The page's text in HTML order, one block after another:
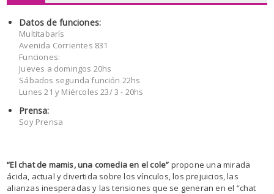
Datos de funciones:
Multitabarís
Avenida Corrientes 831
Funciones:
Jueves a domingos 20hs
Sábados segunda función 22hs
Lunes 21 y Miércoles 23/ 3 - 20hs
Prensa:
Soy Prensa
“El chat de mamis, una comedia en el cole” propone una mirada
ácida, actual y divertida sobre los vínculos, los prejuicios, las
alianzas inesperadas y las tensiones que se generan en el “chat